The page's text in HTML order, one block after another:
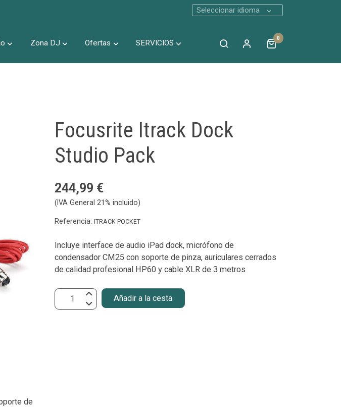
Seleccionar idioma
Zona DJ Ofertas SERVICIOS
0
de
Focusrite Itrack Dock
Studio Pack
244,99 €
(IVA General 21% incluido)
Referencia:ITRACK POCKET
Incluye interface de audio iPad dock, micrófono de
condensador CM25 con soporte de pinza, auriculares cerrados
de calidad profesional HP60 y cable XLR de 3 metros
Añadir a la cesta